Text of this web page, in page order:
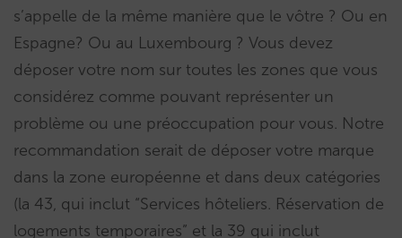
s’appelle de la même manière que le vôtre ? Ou en
Espagne? Ou au Luxembourg ? Vous devez
déposer votre nom sur toutes les zones que vous
considérez comme pouvant représenter un
problème ou une préoccupation pour vous. Notre
recommandation serait de déposer votre marque
dans la zone européenne et dans deux catégories
(la 43, qui inclut “Services hôteliers. Réservation de
logements temporaires” et la 39 qui inclut